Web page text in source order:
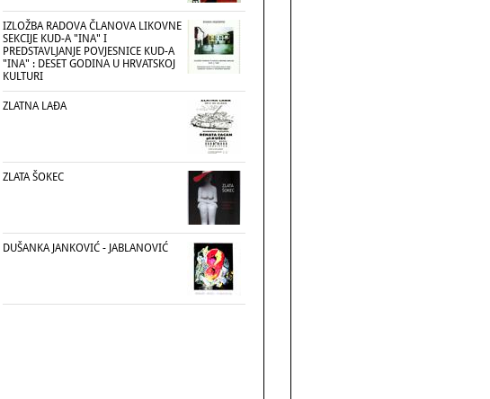
IZLOŽBA RADOVA ČLANOVA LIKOVNE
SEKCIJE KUD-A "INA" I
PREDSTAVLJANJE POVJESNICE KUD-A
"INA" : DESET GODINA U HRVATSKOJ
KULTURI
ZLATNA LAĐA
ZLATA ŠOKEC
DUŠANKA JANKOVIĆ - JABLANOVIĆ